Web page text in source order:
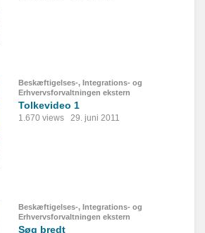
Beskæftigelses-, Integrations- og
Erhvervsforvaltningen ekstern
Tolkevideo 1
1.670 views 29. juni 2011
Beskæftigelses-, Integrations- og
Erhvervsforvaltningen ekstern
Søg bredt